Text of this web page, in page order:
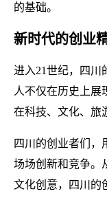
的基础。
新时代的创业
进入21世纪，四川
人不仅在历史上展
在科技、文化、旅
四川的创业者们，
场场创新和竞争。
文化创意，四川的